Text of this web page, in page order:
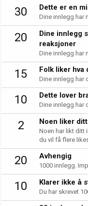
30 Dette er en
Dine innlegg har
20
Dine innlegg
reaksjoner
Dine innlegg har
15 Folk liker hva
Dine innlegg har
10 Dette lover
Dine innlegg har
2 Noen liker
Noen har likt ditt
du vil få flere
20 Avhengig
1000 innlegg.
10 Klarer ikke å
Du har skrevet